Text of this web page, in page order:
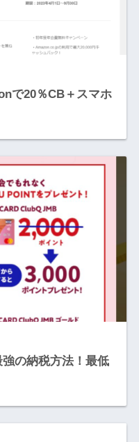
で20％CB＋スマホ
強の納税方法！最低